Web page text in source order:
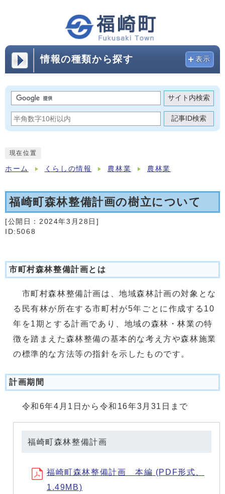
情報の種類から探す 表示
サイト内検索
記事ID検索
現在位置
ホーム くらしの情報 農林業 農林業
福崎町森林整備計画の樹立について
[公開日： 2024年3月28日 ]
ID:5068
市町村森林整備計画とは
市町村森林整備計画は、地域森林計画の対象とな
る民有林が所在する市町村が5年ごとに作成する10
年を1期とする計画であり、地域の森林・林業の特
徴を踏まえた森林整備の基本的な考え方や森林施業
の標準的な方法等の指針を示したものです。
計画期間
令和6年4月1日から令和16年3月31日まで
福崎町森林整備計画
福崎町森林整備計画 本編 (PDF形式、
1.49MB)